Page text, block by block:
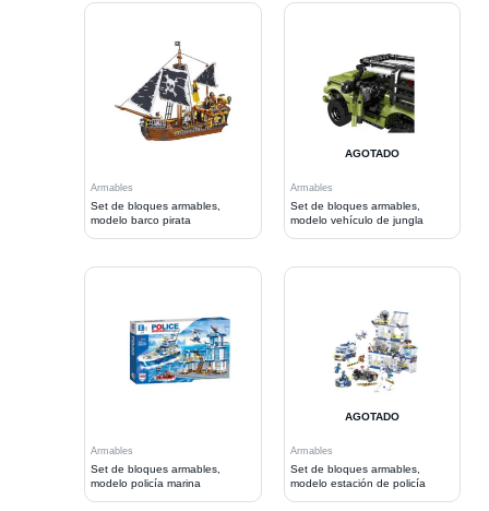
Armables
Set de bloques armables,
modelo barco pirata
AGOTADO
Armables
Set de bloques armables,
modelo vehículo de jungla
Armables
Set de bloques armables,
modelo policía marina
AGOTADO
Armables
Set de bloques armables,
modelo estación de policía